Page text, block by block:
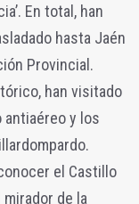
En total, han
hasta Jaén
Provincial.
han visitado
antiaéreo y los
el Castillo
de la